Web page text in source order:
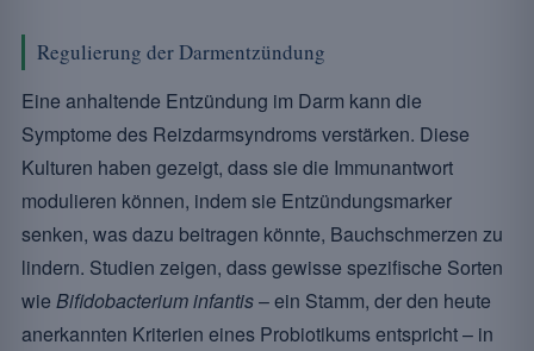
Regulierung der Darmentzündung
Eine anhaltende Entzündung im Darm kann die
Symptome des Reizdarmsyndroms verstärken. Diese
Kulturen haben gezeigt, dass sie die Immunantwort
modulieren können, indem sie Entzündungsmarker
senken, was dazu beitragen könnte, Bauchschmerzen zu
lindern. Studien zeigen, dass gewisse spezifische Sorten
wie Bifidobacterium infantis– ein Stamm, der den heute
anerkannten Kriterien eines Probiotikums entspricht – in